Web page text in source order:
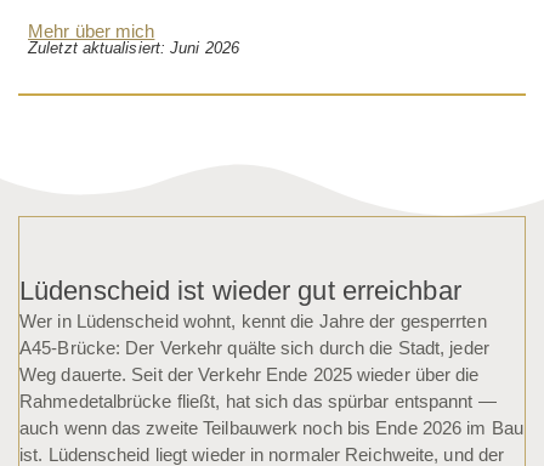
Mehr über mich
Zuletzt aktualisiert: Juni 2026
Lüdenscheid ist wieder gut erreichbar
Wer in Lüdenscheid wohnt, kennt die Jahre der gesperrten
A45-Brücke: Der Verkehr quälte sich durch die Stadt, jeder
Weg dauerte. Seit der Verkehr Ende 2025 wieder über die
Rahmedetalbrücke fließt, hat sich das spürbar entspannt —
auch wenn das zweite Teilbauwerk noch bis Ende 2026 im Bau
ist. Lüdenscheid liegt wieder in normaler Reichweite, und der